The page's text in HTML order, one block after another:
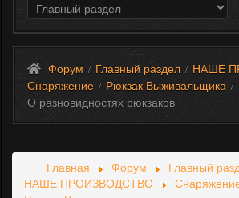
Форум / Главный раздел / НАШЕ
Снаряжение / Рюкзак Выживальщика /
О разновидностях рюкзаков
Главная Форум
Главный
НАШЕ ПРОИЗВОДСТВО